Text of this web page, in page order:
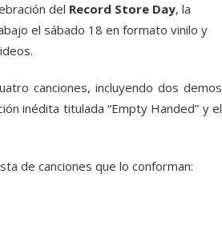
del Record Store Day, la
el sábado 18 en formato vinilo y
canciones, incluyendo dos demos
inédita titulada “Empty Handed” y el
de canciones que lo conforman: